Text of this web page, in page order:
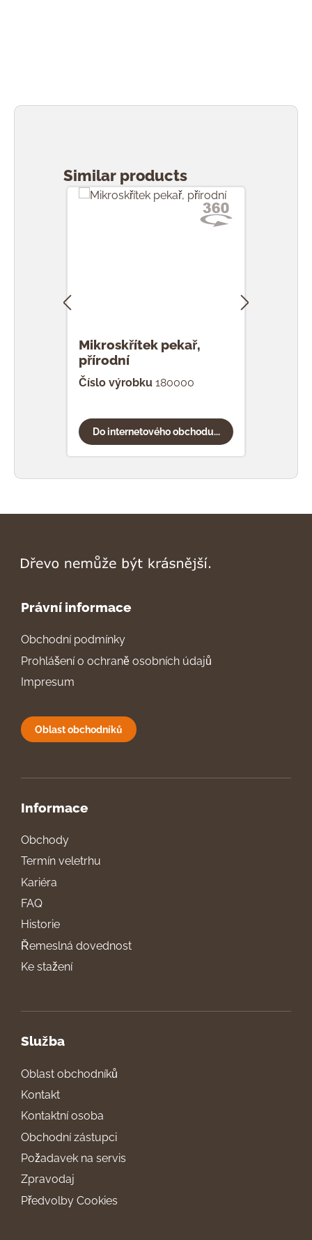
Similar products
Mikroskřítek pekař,
přírodní
Číslo výrobku 180000
Do internetového obchodu...
Právní informace
Obchodní podmínky
Prohlášení o ochraně osobních údajů
Impresum
Oblast obchodníků
Informace
Obchody
Termín veletrhu
Kariéra
FAQ
Historie
Řemeslná dovednost
Ke stažení
Služba
Oblast obchodníků
Kontakt
Kontaktní osoba
Obchodní zástupci
Požadavek na servis
Zpravodaj
Předvolby Cookies